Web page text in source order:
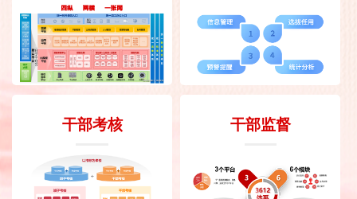
干部考核 干部监督